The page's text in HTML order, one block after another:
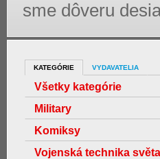
sme dôveru
KATEGÓRIE VYDAVATELIA
Všetky kategórie
Military
Komiksy
Vojenská technika světa